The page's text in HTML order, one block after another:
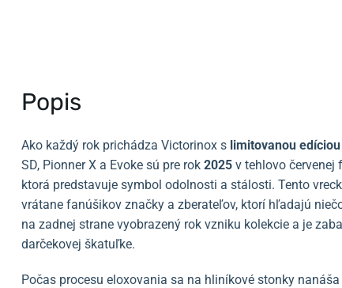
Popis
Ako každý rok prichádza Victorinox s limitovanou edíciou
SD, Pionner X a Evoke sú pre rok 2025 v tehlovo červenej
ktorá predstavuje symbol odolnosti a stálosti. Tento
vrátane fanúšikov značky a zberateľov, ktorí hľadajú
na zadnej strane vyobrazený rok vzniku kolekcie a je
darčekovej škatuľke.
Počas procesu eloxovania sa na hliníkové stonky